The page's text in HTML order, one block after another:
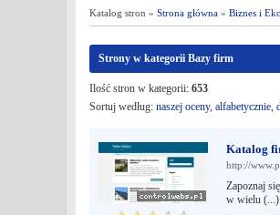
Katalog stron » Strona główna » Biznes i
Strony w kategorii Bazy firm
Ilość stron w kategorii: 653
Sortuj według: naszej oceny, alfabetycznie,
Katalog
http://
Zapoznaj
w wielu (...)